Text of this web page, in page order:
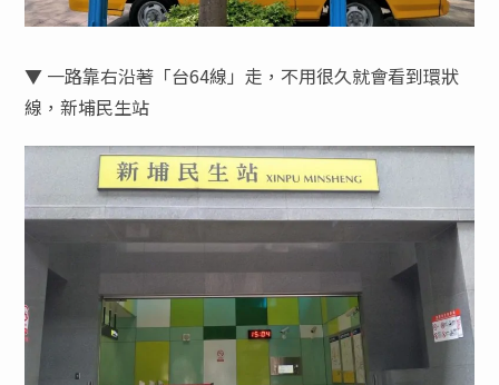
▼ 一路靠右沿著「台64線」走，不用很久就會看到環狀
線，新埔民生站